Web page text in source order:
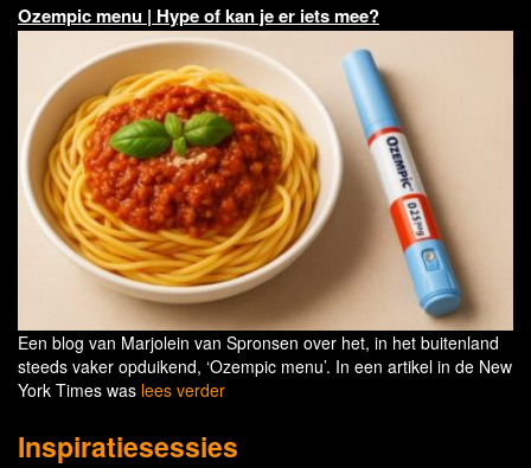
Ozempic menu | Hype of kan je er iets mee?
Een blog van Marjolein van Spronsen over het, in het buitenland
steeds vaker opduikend, ‘Ozempic menu’. In een artikel in de New
York Times was lees verder
Inspiratiesessies